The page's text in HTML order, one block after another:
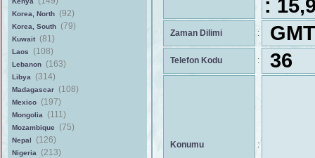
Korea, North (92)
Korea, South (79)
Kuwait (81)
Laos (108)
Lebanon (163)
Libya (314)
Madagascar (108)
Mexico (197)
Mongolia (111)
Mozambique (75)
Nepal (126)
Nigeria (213)
:
Zaman Dilimi :
Telefon Kodu : 36
Konumu :